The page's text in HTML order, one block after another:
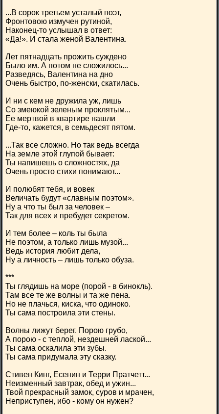
...В сорок третьем усталый поэт,
Фронтовою измучен рутиной,
Наконец-то услышал в ответ:
«Да!». И стала женой Валентина.
Лет пятнадцать прожить суждено
Было им. А потом не сложилось...
Разведясь, Валентина на дно
Очень быстро, по-женски, скатилась.
И ни с кем не дружила уж, лишь
Со змеюкой зеленым проклятым...
Ее мертвой в квартире нашли
Где-то, кажется, в семьдесят пятом.
...Так все сложно. Но так ведь всегда
На земле этой глупой бывает:
Ты напишешь о сложностях, да
Очень просто стихи понимают...
И полюбят тебя, и вовек
Величать будут «славным поэтом».
Ну а что ты был за человек –
Так для всех и пребудет секретом.
И тем более – коль ты была
Не поэтом, а только лишь музой...
Ведь история любит дела,
Ну а личность – лишь только обуза.
***
Ты глядишь на море (порой - в бинокль).
Там все те же волны и та же пена.
Но не плачься, киска, что одиноко.
Ты сама построила эти стены.
Волны лижут берег. Порою грубо,
А порою - с теплой, нездешней лаской...
Ты сама оскалила эти зубы.
Ты сама придумала эту сказку.
Стивен Кинг, Есенин и Терри Пратчетт...
Неизменный завтрак, обед и ужин...
Твой прекрасный замок, суров и мрачен,
Неприступен, ибо - кому он нужен?